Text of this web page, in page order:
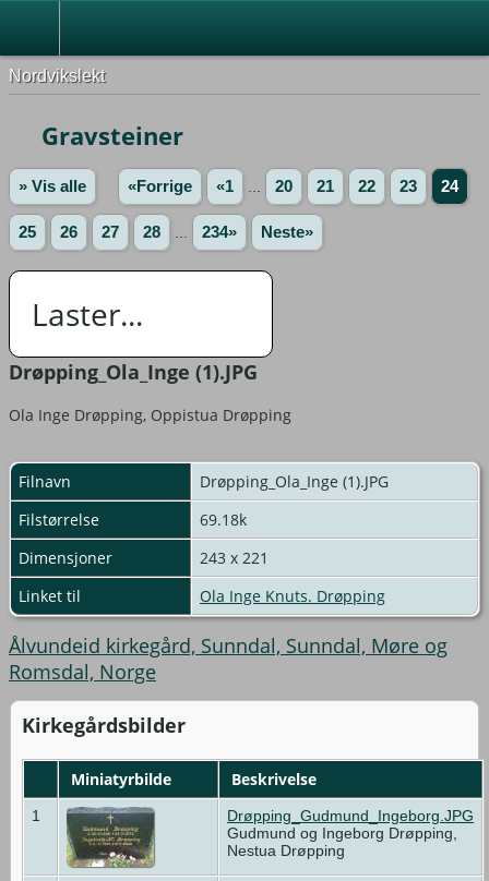
Nordvikslekt
Gravsteiner
» Vis alle «Forrige «1 20 21 22 23 24
25 26 27 28 234» Neste»
Laster...
Drøpping_Ola_Inge (1).JPG
Ola Inge Drøpping, Oppistua Drøpping
Filnavn
Drøpping_Ola_Inge (1).JPG
Filstørrelse
69.18k
Dimensjoner
243 x 221
Linket til
Ola Inge Knuts. Drøpping
Ålvundeid kirkegård, Sunndal, Sunndal, Møre og
Romsdal, Norge
Kirkegårdsbilder
Miniatyrbilde Beskrivelse
1
Drøpping_Gudmund_Ingeborg.JPG
Gudmund og Ingeborg Drøpping,
Nestua Drøpping